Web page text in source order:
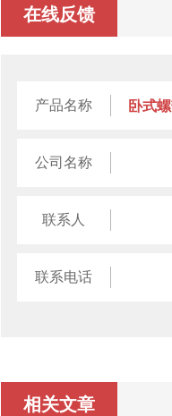
在线反馈
产品名称
公司名称
联系人
联系电话
相关文章